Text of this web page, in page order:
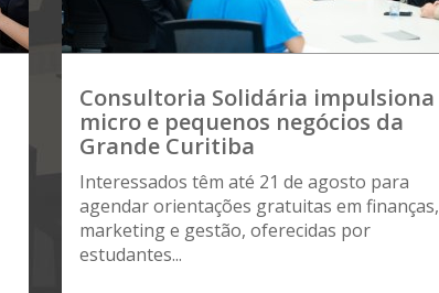
Consultoria Solidária impulsiona
micro e pequenos negócios da
Grande Curitiba
Interessados têm até 21 de agosto para
agendar orientações gratuitas em finanças,
marketing e gestão, oferecidas por
estudantes...